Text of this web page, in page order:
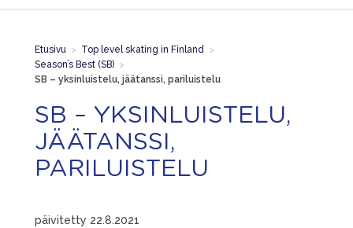
Etusivu > Top level skating in Finland >
Season’s Best (SB) >
SB – yksinluistelu, jäätanssi, pariluistelu
SB – YKSINLUISTELU,
JÄÄTANSSI,
PARILUISTELU
päivitetty 22.8.2021